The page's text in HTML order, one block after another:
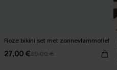
Roze bikini set met zonnevlammotief
27,00 €39,00 €